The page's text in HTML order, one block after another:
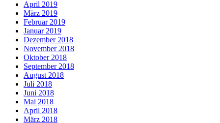
April 2019
März 2019
Februar 2019
Januar 2019
Dezember 2018
November 2018
Oktober 2018
September 2018
August 2018
Juli 2018
Juni 2018
Mai 2018
April 2018
März 2018